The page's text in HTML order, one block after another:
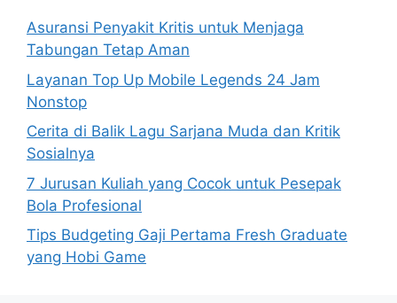
Asuransi Penyakit Kritis untuk Menjaga
Tabungan Tetap Aman
Layanan Top Up Mobile Legends 24 Jam
Nonstop
Cerita di Balik Lagu Sarjana Muda dan Kritik
Sosialnya
7 Jurusan Kuliah yang Cocok untuk Pesepak
Bola Profesional
Tips Budgeting Gaji Pertama Fresh Graduate
yang Hobi Game